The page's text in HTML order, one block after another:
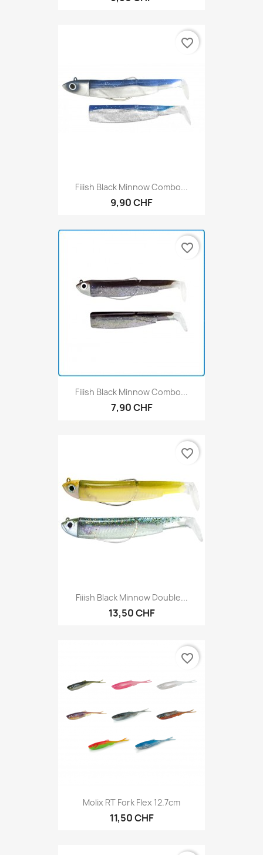
Fiiish Black Minnow Combo...
9,90 CHF
favorite_border
Fiiish Black Minnow Combo...
7,90 CHF
favorite_border
Fiiish Black Minnow Double...
13,50 CHF
favorite_border
Molix RT Fork Flex 12.7cm
11,50 CHF
favorite_border